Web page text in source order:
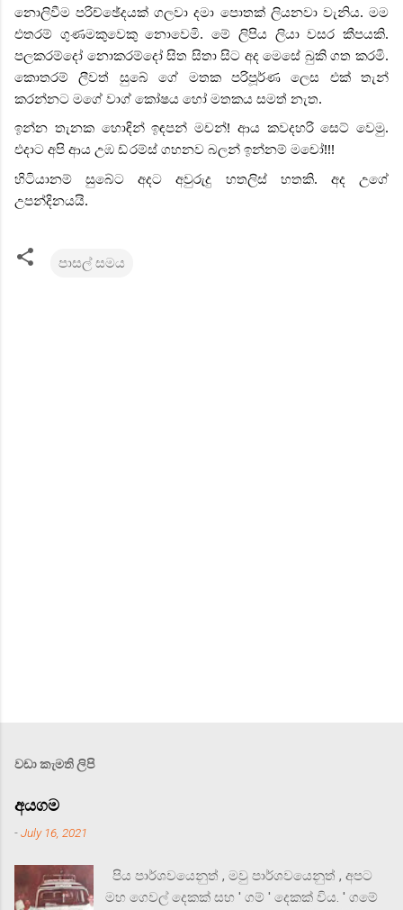
නොලිවීම පරිච්ඡේදයක් ගලවා දමා පොතක් ලියනවා වැනිය. මම
එතරම් ගුණමකුවෙකු නොවෙමි. මේ ලිපිය ලියා වසර කීපයකි.
පලකරම්දෝ නොකරම්දෝ සිත සිතා සිට අද මෙසේ බුකි ගත කරමි.
කොතරම් ලීවත් සුබේ ගේ මතක පරිපූර්ණ ලෙස එක් තැන්
කරන්නට මගේ වාග් කෝෂය හෝ මතකය සමත් නැත.
ඉන්න තැනක හොඳින් ඉඳපන් මචන්! ආය කවදහරි සෙට් වෙමු.
එදාට අපි ආය උඹ ඩ්රම්ස් ගහනව බලන් ඉන්නම් මචෝ!!!
හිටියානම් සුබේට අදට අවුරුදු හතලිස් හතකි. අද උගේ
උපන්දිනයයි.
පාසල් සමය
වඩා කැමති ලිපි
අයගම
-July 16, 2021
පිය පාර්ශවයෙනුත් , මවු පාර්ශවයෙනුත් , අපට
මහ ගෙවල් දෙකක් සහ ' ගම් ' දෙකක් විය. ' ගමේ